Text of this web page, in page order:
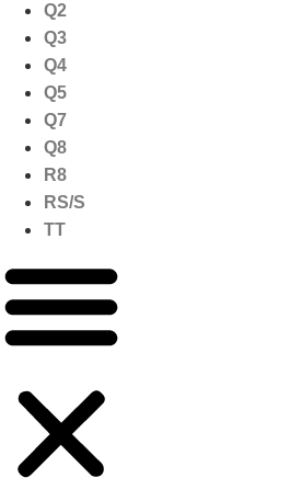
Q2
Q3
Q4
Q5
Q7
Q8
R8
RS/S
TT